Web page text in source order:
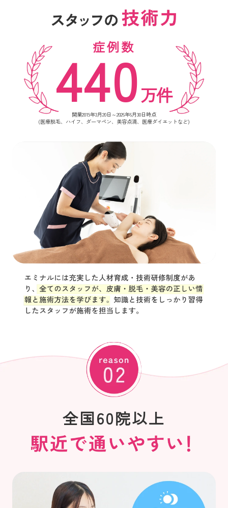
症例数
440万件
開業2019年3月20日～2026年6月30日時点
(医療脱毛、ハイフ、ダーマペン、美容点滴、医療ダイエットなど)
全国60院以上